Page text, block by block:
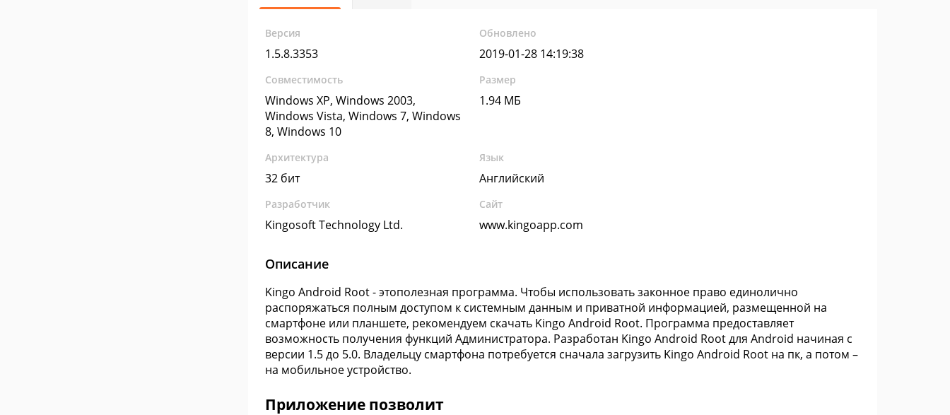
Версия
1.5.8.3353
Обновлено
2019-01-28 14:19:38
Совместимость
Windows XP, Windows 2003,
Windows Vista, Windows 7, Windows
8, Windows 10
Размер
1.94 МБ
Архитектура
32 бит
Язык
Английский
Разработчик
Kingosoft Technology Ltd.
Сайт
www.kingoapp.com
Описание
Kingo Android Root - этополезная программа. Чтобы использовать законное право единолично
распоряжаться полным доступом к системным данным и приватной информацией, размещенной на
смартфоне или планшете, рекомендуем скачать Kingo Android Root. Программа предоставляет
возможность получения функций Администратора. Разработан Kingo Android Root для Android начиная с
версии 1.5 до 5.0. Владельцу смартфона потребуется сначала загрузить Kingo Android Root на пк, а потом –
на мобильное устройство.
Приложение позволит